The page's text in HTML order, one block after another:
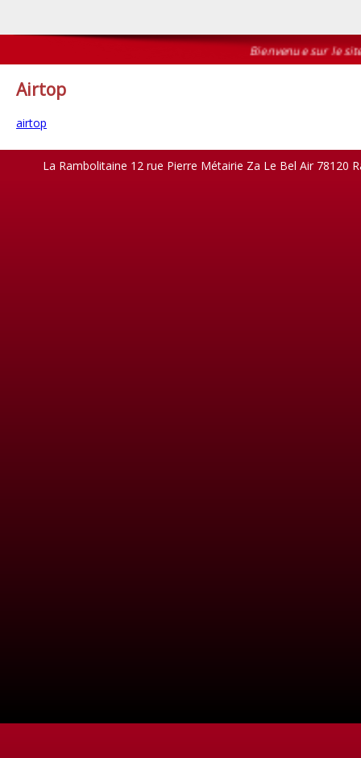
Bienvenue sur le site
Airtop
airtop
La Rambolitaine 12 rue Pierre Métairie Za Le Bel Air